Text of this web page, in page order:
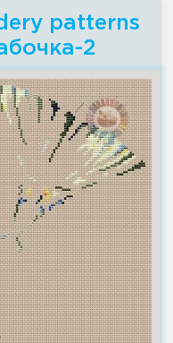
patterns
2